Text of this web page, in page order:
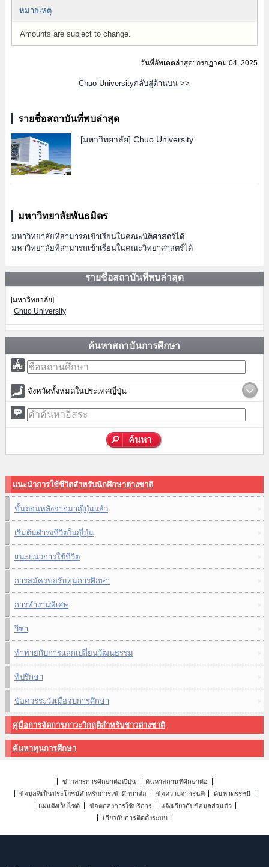
หมายเหตุ
Amounts are subject to change.
วันที่อัพเดตล่าสุด: กรกฏาคม 04, 2025
Chuo Universityกลับสู่ด้านบน >>
รายชื่อสถาบันที่พบล่าสุด
[มหาวิทยาลัย] Chuo University
มหาวิทยาลัยพันธมิตร
มหาวิทยาลัยที่สามารถเข้าเรียนในคณะนิติศาสตร์ได้
มหาวิทยาลัยที่สามารถเข้าเรียนในคณะวิทยาศาสตร์ได้
รายชื่อสถาบันที่พบล่าสุด
[มหาวิทยาลัย]
Chuo University
ค้นหาสถาบันการศึกษา
จังหวัดทั้งหมดในประเทศญี่ปุ่น
แนะนำการใช้ชีวิตสำหรับนักศึกษาต่างชาติ
ขั้นตอนหลังจากมาญี่ปุ่นแล้ว
เริ่มต้นดำรงชีวิตในญี่ปุ่น
แนะแนวการใช้ชีวิต
การสมัครขอรับทุนการศึกษา
การทำงานพิเศษ
วีซ่า
ท้าทายกับการแลกเปลี่ยนวัฒนธรรม
ที่ปรึกษา
ข้อควรระวังเมื่อจบการศึกษา
คู่มือการจัดการภาวะวิกฤติสำหรับชาวต่างชาติ
ค้นหาทุนการศึกษา
ข่าวสารการศึกษาต่อญี่ปุ่น
ค้นหาสถานที่ศึกษาต่อ
ข้อมูลที่เป็นประโยชน์สำหรับการเข้าศึกษาต่อ
ข้อความจากรุ่นพี่
ค้นหาดรรชนี
แผนผังเว็บไซต์
ข้อตกลงการใช้บริการ
แจ้งเกี่ยวกับข้อมูลส่วนตัว
เกี่ยวกับการติดตั้งระบบ